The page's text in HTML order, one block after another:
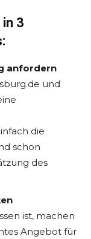
3
anfordern
und
die
schon
des
ist, machen
Angebot für